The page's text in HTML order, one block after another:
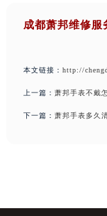
成都萧邦维修服
本文链接： http://
上一篇： 萧邦手表不戴
下一篇： 萧邦手表多久